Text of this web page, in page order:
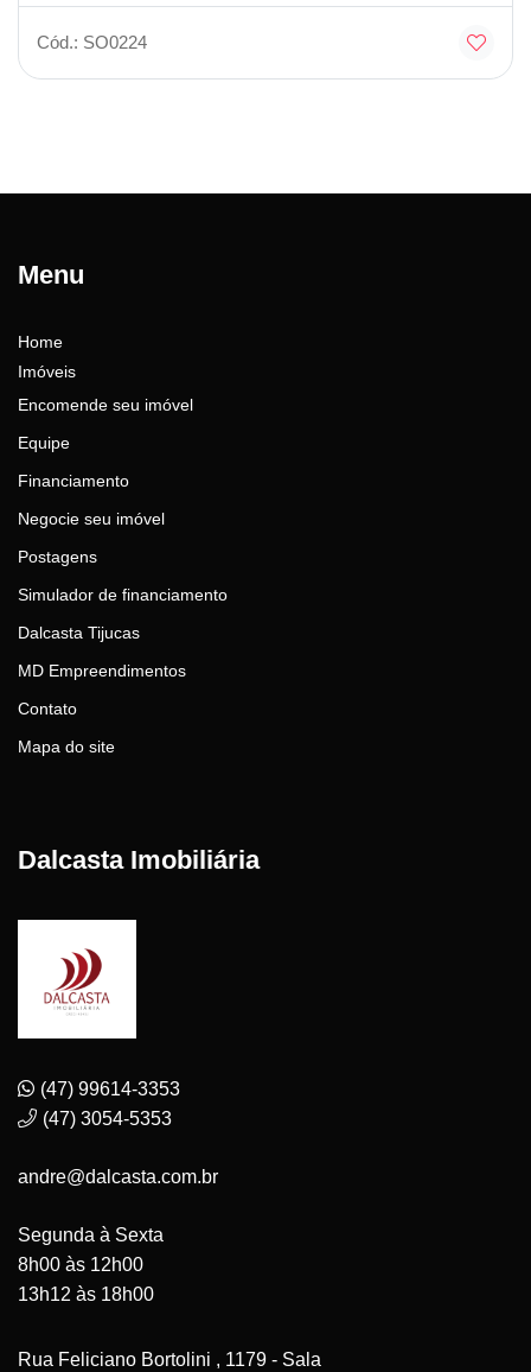
Cód.: SO0224
Menu
Home
Imóveis
Encomende seu imóvel
Equipe
Financiamento
Negocie seu imóvel
Postagens
Simulador de financiamento
Dalcasta Tijucas
MD Empreendimentos
Contato
Mapa do site
Dalcasta Imobiliária
(47) 99614-3353
(47) 3054-5353
andre@dalcasta.com.br
Segunda à Sexta
8h00 às 12h00
13h12 às 18h00
Rua Feliciano Bortolini , 1179 - Sala